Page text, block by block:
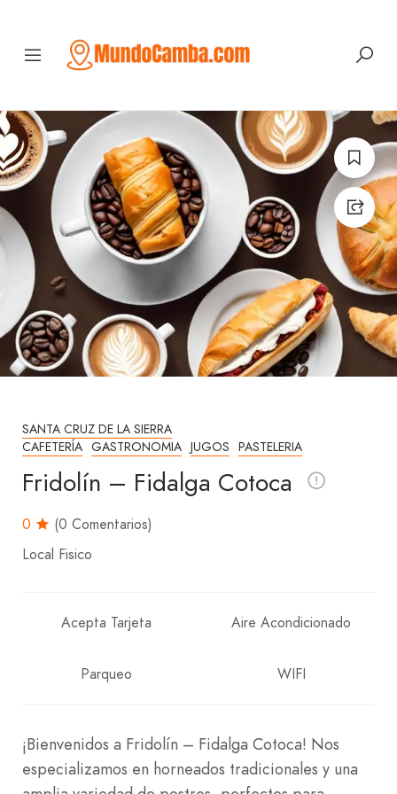
SANTA CRUZ DE LA SIERRA
CAFETERÍA GASTRONOMIA JUGOS PASTELERIA
Fridolín – Fidalga Cotoca
0
(0 Comentarios)
Local Fisico
Acepta Tarjeta Aire Acondicionado
Parqueo WIFI
¡Bienvenidos a Fridolín – Fidalga Cotoca! Nos
especializamos en horneados tradicionales y una